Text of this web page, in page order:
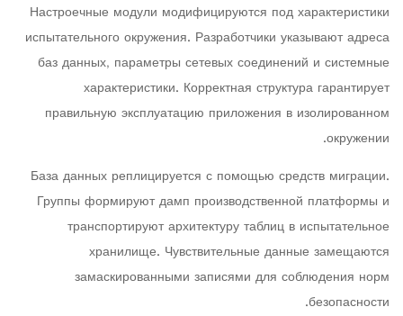
Настроечные модули модифицируются под характеристики
испытательного окружения. Разработчики указывают адреса
баз данных, параметры сетевых соединений и системные
характеристики. Корректная структура гарантирует
правильную эксплуатацию приложения в изолированном
окружении.
База данных реплицируется с помощью средств миграции.
Группы формируют дамп производственной платформы и
транспортируют архитектуру таблиц в испытательное
хранилище. Чувствительные данные замещаются
замаскированными записями для соблюдения норм
безопасности.